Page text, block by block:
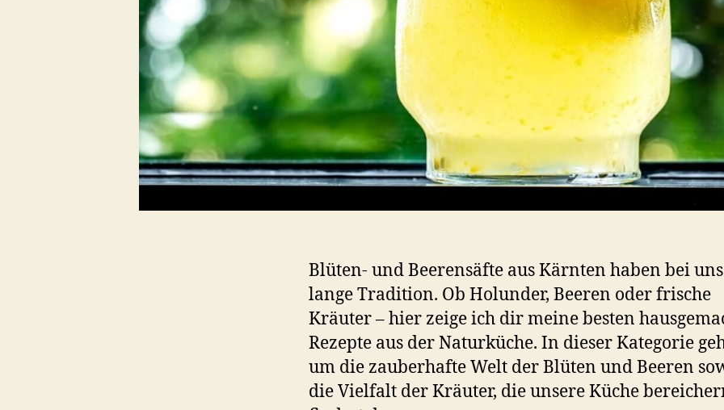
Blüten- und Beerensäfte aus Kärnten haben bei
lange Tradition. Ob Holunder, Beeren oder frische
Kräuter – hier zeige ich dir meine besten
Rezepte aus der Naturküche. In dieser Kategorie
um die zauberhafte Welt der Blüten und Beeren
die Vielfalt der Kräuter, die unsere Küche